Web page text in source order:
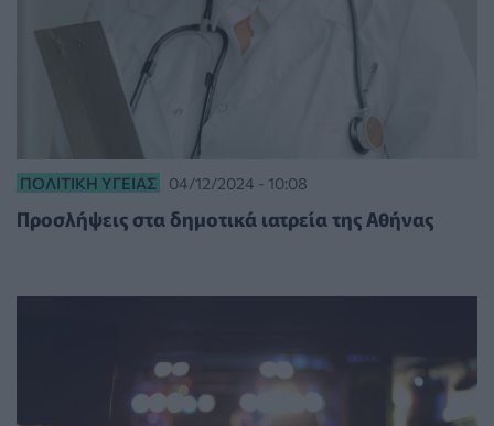
ΠΟΛΙΤΙΚΉ ΥΓΕΊΑΣ 04/12/2024 - 10:08
Προσλήψεις στα δημοτικά ιατρεία της Αθήνας